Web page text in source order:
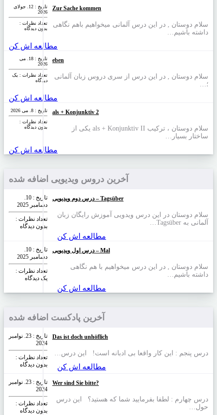
تاریخ : 12. جولای
2026
تعداد نظرات‌ :
بدون دیدگاه
Zur Sache kommen
سلام دوستان , در این درس آلمانی میخواهیم باهم نگاهی
داشته باشیم…
مطالعه اش کن
تاریخ : 18. می
2026
تعداد نظرات‌ : یک
دیدگاه
eben
سلام دوستان , در این درس از سری دروس زبان آلمانی
؛…
مطالعه اش کن
تاریخ : 8. می 2026
تعداد نظرات‌ :
بدون دیدگاه
als + Konjunktiv 2
سلام دوستان ، ترکیب als + Konjunktiv II یکی از
ساختار بسیار…
مطالعه اش کن
آخرین دروس ویدیویی اضافه شده
تاریخ : 10.
دسامبر 2025
تعداد نظرات‌ :
بدون دیدگاه
درس دوم ویدیویی – Tagsüber
سلام دوستان در این درس ویدویی آموزش رایگان زبان
آلمانی به Tagsüber…
مطالعه اش کن
تاریخ : 10.
دسامبر 2025
تعداد نظرات‌ :
یک دیدگاه
درس اول ویدیویی – Mal
سلام دوستان , در این درس میخواهیم با هم نگاهی
داشته باشیم…
مطالعه اش کن
آخرین پادکست اضافه شده
تاریخ : 23. نوامبر
2024
تعداد نظرات‌ :
بدون دیدگاه
Das ist doch unhöflich
درس پنجم : این کار واقعا بی ادبانه است! این درس…
مطالعه اش کن
تاریخ : 23. نوامبر
2024
تعداد نظرات‌ :
بدون دیدگاه
Wer sind Sie bitte?
درس چهارم : لطفا بفرمایید شما که هستید؟ این درس
حول…